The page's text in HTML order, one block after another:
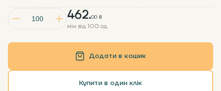
462.00 ₴
мін від 100 од.
Додати в кошик
Купити в один клік